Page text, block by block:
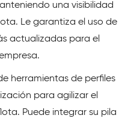
una visibilidad
Le garantiza el uso de
actualizadas para el
herramientas de perfiles
para agilizar el
Puede integrar su pila